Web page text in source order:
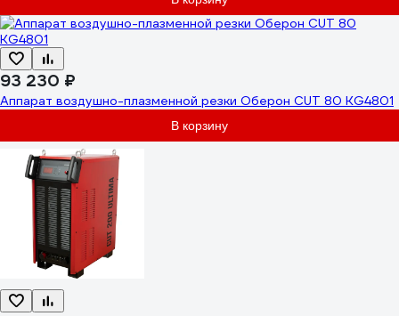
93 230 ₽
Аппарат воздушно-плазменной резки Оберон CUT 80 KG4801
В корзину